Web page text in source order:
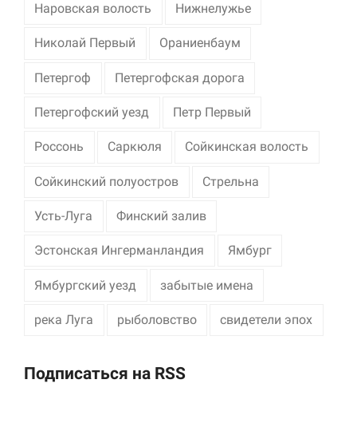
Наровская волость Нижнелужье
Николай Первый Ораниенбаум
Петергоф Петергофская дорога
Петергофский уезд Петр Первый
Россонь Саркюля Сойкинская волость
Сойкинский полуостров Стрельна
Усть-Луга Финский залив
Эстонская Ингерманландия Ямбург
Ямбургский уезд забытые имена
река Луга рыболовство свидетели эпох
Подписаться на RSS